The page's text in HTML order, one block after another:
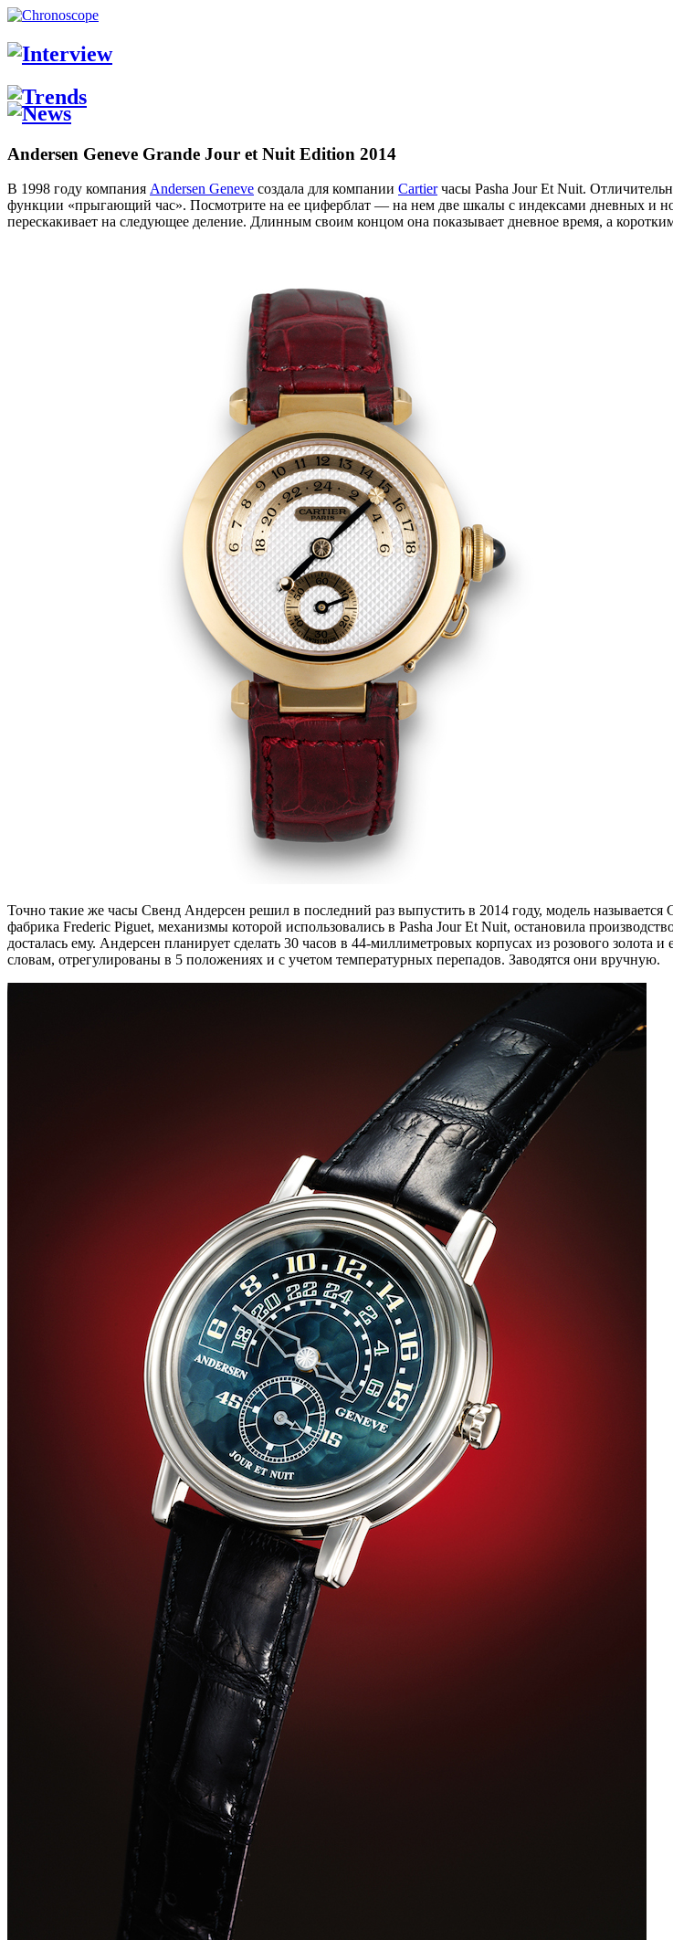
Andersen Geneve Grande Jour et Nuit Edition 2014
В 1998 году компания Andersen Geneve создала для компании Cartierчасы Pasha Jour Et Nuit.
функции «прыгающий час». Посмотрите на ее циферблат — на нем две шкалы с индексами дневных и
перескакивает на следующее деление. Длинным своим концом она показывает дневное время, а
Точно такие же часы Свенд Андерсен решил в последний раз выпустить в 2014 году, модель
фабрика Frederic Piguet, механизмы которой использовались в Pasha Jour Et Nuit, остановила
досталась ему. Андерсен планирует сделать 30 часов в 44-миллиметровых корпусах из розового
словам, отрегулированы в 5 положениях и с учетом температурных перепадов. Заводятся они вручную.